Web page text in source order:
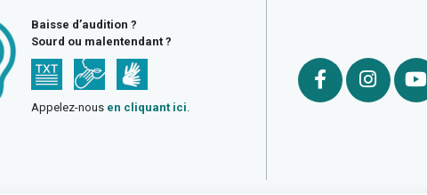
Baisse d’audition ?
Sourd ou malentendant ?
Appelez-nous en cliquant ici.